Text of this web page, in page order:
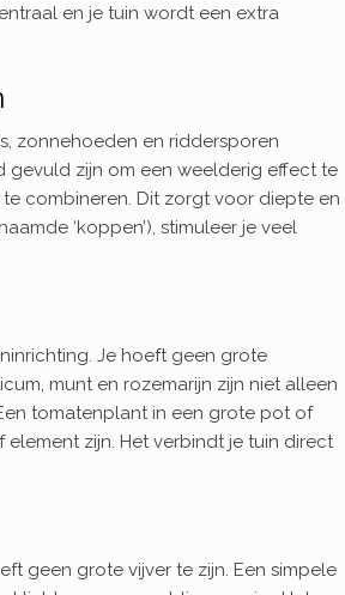
en je tuin wordt een extra
zonnehoeden en riddersporen
gevuld zijn om een weelderig effect te
combineren. Dit zorgt voor diepte en
‘koppen’), stimuleer je veel
Je hoeft geen grote
munt en rozemarijn zijn niet alleen
tomatenplant in een grote pot of
zijn. Het verbindt je tuin direct
geen grote vijver te zijn. Een simpele